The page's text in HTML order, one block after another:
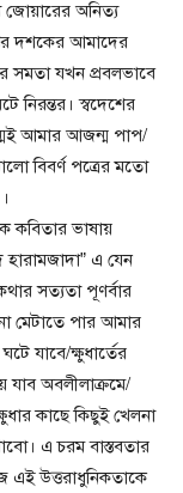
জোয়ারের অনিত্য
দশকের আমাদের
সমতা যখন প্রবলভাবে
নিরন্তর। স্বদেশের
আমার আজন্ম পাপ/
বিবর্ণ পত্রের মতো
কবিতার ভাষায়
এ যেন
সত্যতা পূণর্বার
মেটাতে পার আমার
যাবে/ক্ষুধার্তের
যাব অবলীলাক্রমে/
কাছে কিছুই খেলনা
এ চরম বাস্তবতার
এই উত্তরাধুনিকতাকে